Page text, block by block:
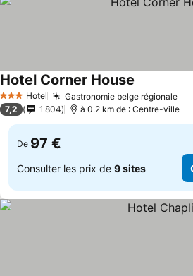
3 ÉtoilesHotel Gastronomie belge régionale
Hotel Corner House
7,2 1 804 à 0.2 km de : Centre-ville
De 97 €
Consulter les prix de 9 sites